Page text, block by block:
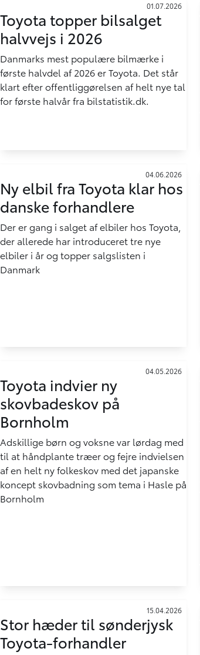
01.07.2026
Toyota topper bilsalget
halvvejs i 2026
Danmarks mest populære bilmærke i
første halvdel af 2026 er Toyota. Det står
klart efter offentliggørelsen af helt nye tal
for første halvår fra bilstatistik.dk.
04.06.2026
Ny elbil fra Toyota klar hos
danske forhandlere
Der er gang i salget af elbiler hos Toyota,
der allerede har introduceret tre nye
elbiler i år og topper salgslisten i
Danmark
04.05.2026
Toyota indvier ny
skovbadeskov på
Bornholm
Adskillige børn og voksne var lørdag med
til at håndplante træer og fejre indvielsen
af en helt ny folkeskov med det japanske
koncept skovbadning som tema i Hasle på
Bornholm
15.04.2026
Stor hæder til sønderjysk
Toyota-forhandler